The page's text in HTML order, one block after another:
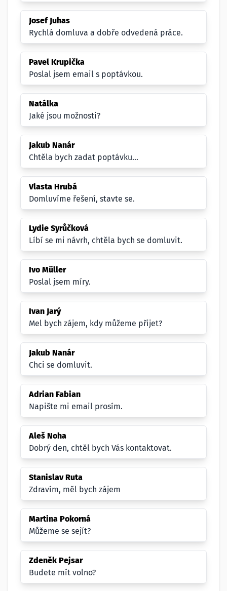
Josef Juhas
Rychlá domluva a dobře odvedená práce.
Pavel Krupička
Poslal jsem email s poptávkou.
Natálka
Jaké jsou možnosti?
Jakub Nanár
Chtěla bych zadat poptávku...
Vlasta Hrubá
Domluvíme řešení, stavte se.
Lydie Syrůčková
Líbí se mi návrh, chtěla bych se domluvit.
Ivo Müller
Poslal jsem míry.
Ivan Jarý
Mel bych zájem, kdy můžeme přijet?
Jakub Nanár
Chci se domluvit.
Adrian Fabian
Napište mi email prosím.
Aleš Noha
Dobrý den, chtěl bych Vás kontaktovat.
Stanislav Ruta
Zdravím, měl bych zájem
Martina Pokorná
Můžeme se sejít?
Zdeněk Pejsar
Budete mít volno?